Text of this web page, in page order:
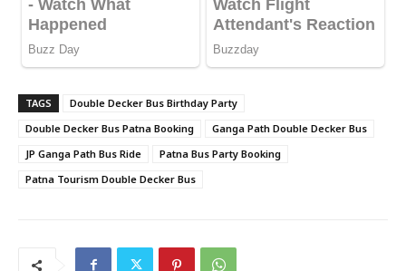
TAGS
Double Decker Bus Birthday Party
Double Decker Bus Patna Booking
Ganga Path Double Decker Bus
JP Ganga Path Bus Ride
Patna Bus Party Booking
Patna Tourism Double Decker Bus